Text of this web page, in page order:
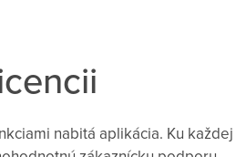
nabitá aplikácia. Ku každej